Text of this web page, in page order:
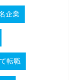
企業
転職